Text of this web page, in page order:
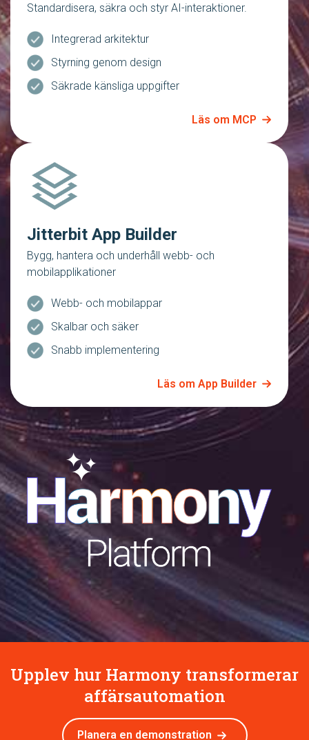
Standardisera, säkra och styr AI-interaktioner.
Integrerad arkitektur
Styrning genom design
Säkrade känsliga uppgifter
Läs om MCP
Jitterbit App Builder
Bygg, hantera och underhåll webb- och
mobilapplikationer
Webb- och mobilappar
Skalbar och säker
Snabb implementering
Läs om App Builder
Upplev hur Harmony transformerar
affärsautomation
Planera en demonstration